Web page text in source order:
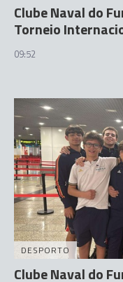
Clube Naval do
Torneio
09:52
DESPORTO
Clube Naval do